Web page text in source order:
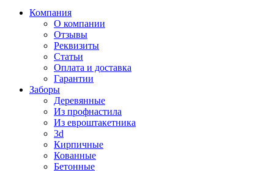
Компания
О компании
Отзывы
Реквизиты
Статьи
Оплата и доставка
Гарантии
Заборы
Деревянные
Из профнастила
Из евроштакетника
3d
Кирпичные
Кованные
Бетонные